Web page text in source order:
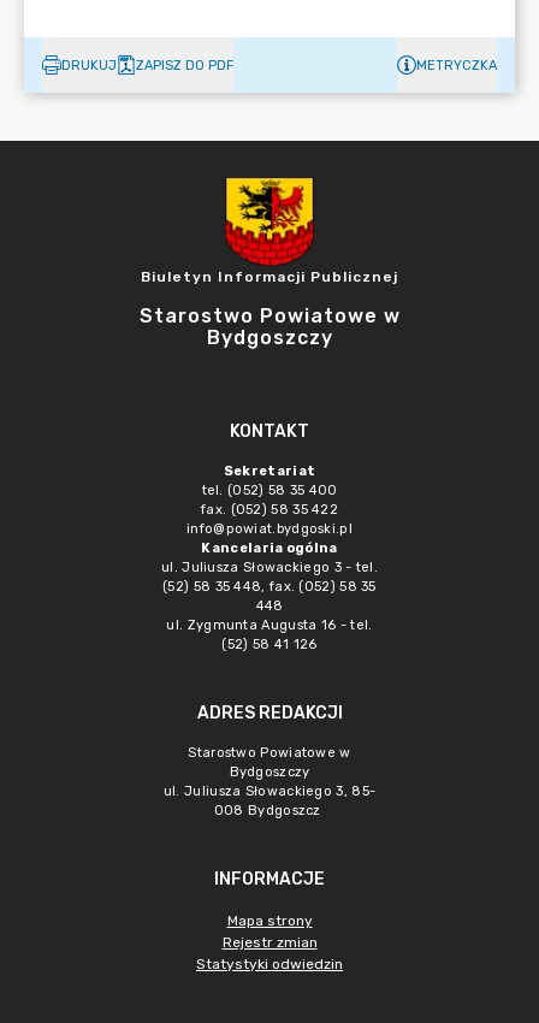
DRUKUJ ZAPISZ DO PDF METRYCZKA
Biuletyn Informacji Publicznej
Starostwo Powiatowe w
Bydgoszczy
KONTAKT
Sekretariat
tel. (052) 58 35 400
fax. (052) 58 35 422
info@powiat.bydgoski.pl
Kancelaria ogólna
ul. Juliusza Słowackiego 3 - tel.
(52) 58 35 448, fax. (052) 58 35
448
ul. Zygmunta Augusta 16 - tel.
(52) 58 41 126
ADRES REDAKCJI
Starostwo Powiatowe w
Bydgoszczy
ul. Juliusza Słowackiego 3, 85-
008 Bydgoszcz
INFORMACJE
Mapa strony
Rejestr zmian
Statystyki odwiedzin